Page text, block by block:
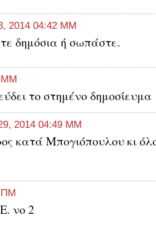
3, 2014 04:42 ΜΜ
δημόσια ή σωπάστε.
ΜΜ
το στημένο δημοσίευμα
29, 2014 04:49 ΜΜ
κατά Μπογιόπουλου κι
ΠΜ
νο 2